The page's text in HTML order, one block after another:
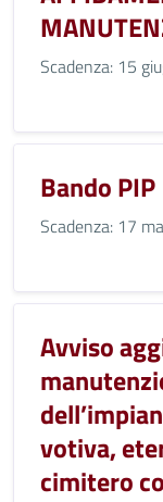
Scadenza: 15
Bando PIP
Scadenza: 17
Avviso
votiva,
cimitero